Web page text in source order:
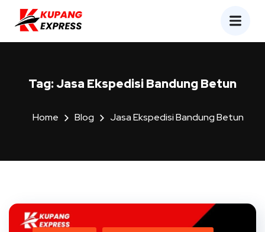
Tag:Jasa Ekspedisi Bandung Betun
Home Blog Jasa Ekspedisi Bandung Betun